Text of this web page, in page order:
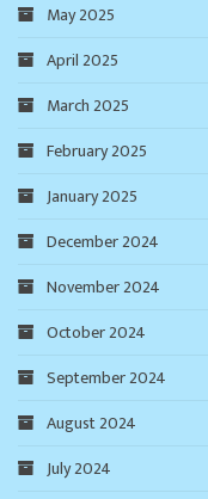
May 2025
April 2025
March 2025
February 2025
January 2025
December 2024
November 2024
October 2024
September 2024
August 2024
July 2024